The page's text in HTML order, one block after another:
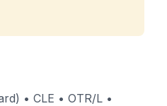
• CLE • OTR/L •